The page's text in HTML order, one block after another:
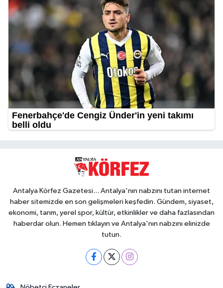
Antalya Körfez Gazetesi... Antalya'nın nabzını tutan internet
haber sitemizde en son gelişmeleri keşfedin. Gündem, siyaset,
ekonomi, tarım, yerel spor, kültür, etkinlikler ve daha fazlasından
haberdar olun. Hemen tıklayın ve Antalya'nın nabzını elinizde
tutun.